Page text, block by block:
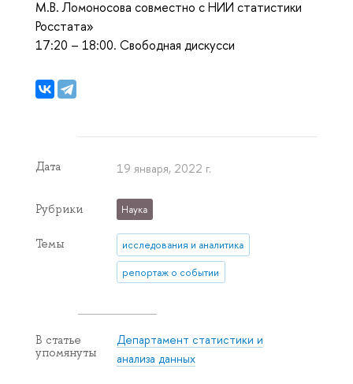
М.В. Ломоносова совместно с НИИ статистики
Росстата»
17:20 – 18:00. Свободная дискусси
Дата 19 января, 2022 г.
Рубрики Наука
Темы исследования и аналитика
репортаж о событии
В статье
упомянуты
Департамент статистики и
анализа данных